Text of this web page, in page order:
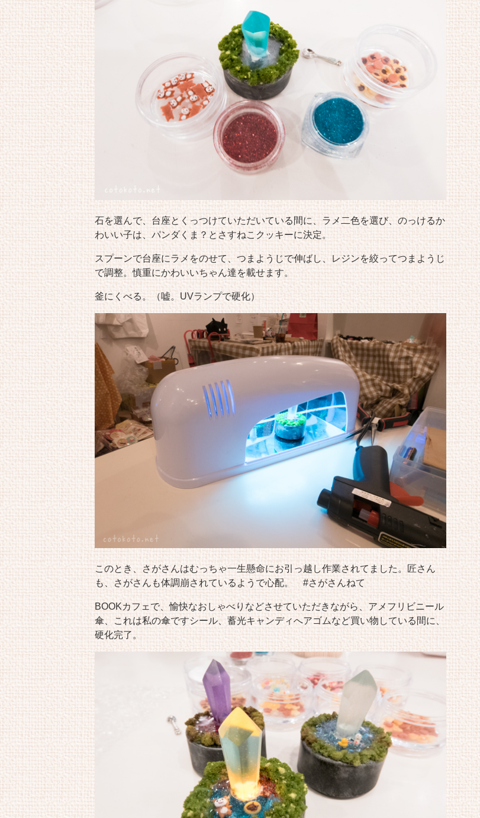
石を選んで、台座とくっつけていただいている間に、ラメ二色を選び、のっけるか
わいい子は、パンダくま？とさすねこクッキーに決定。
スプーンで台座にラメをのせて、つまようじで伸ばし、レジンを絞ってつまようじ
で調整。慎重にかわいいちゃん達を載せます。
釜にくべる。（嘘。UVランプで硬化）
このとき、さがさんはむっちゃ一生懸命にお引っ越し作業されてました。匠さん
も、さがさんも体調崩されているようで心配。 #さがさんねて
BOOKカフェで、愉快なおしゃべりなどさせていただきながら、アメフリビニール
傘、これは私の傘ですシール、蓄光キャンディへアゴムなど買い物している間に、
硬化完了。